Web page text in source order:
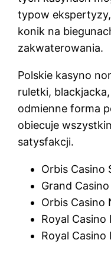
typow
konik na
zakwaterowania.
Polskie kasyno
ruletki,
odmienne forma
obiecuje
satysfakcji.
Orbis Casino
Grand
Orbis Casino
Royal Casino
Royal Casino